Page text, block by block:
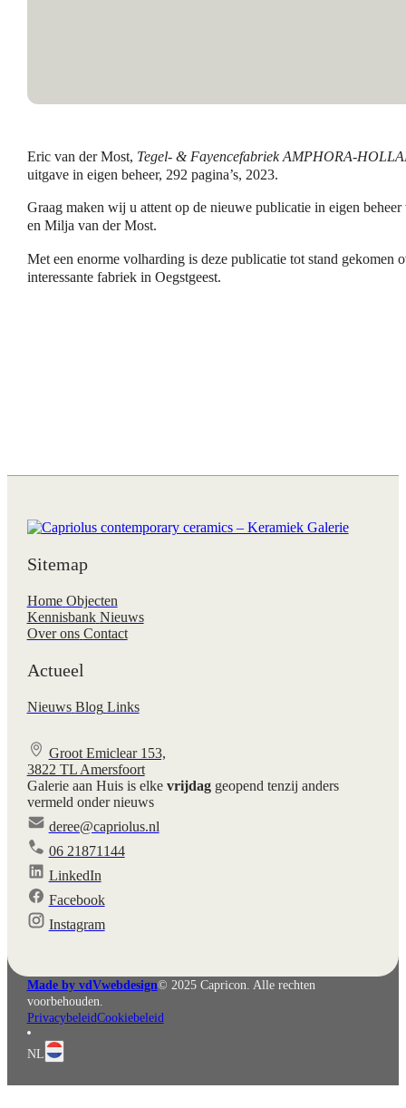
Eric van der Most, Tegel- & Fayencefabriek AMPHORA-
uitgave in eigen beheer, 292 pagina’s, 2023.
Graag maken wij u attent op de nieuwe publicatie in eigen
en Milja van der Most.
Met een enorme volharding is deze publicatie tot stand gekomen
interessante fabriek in Oegstgeest.
Sitemap
Home Objecten
Kennisbank Nieuws
Over ons Contact
Actueel
Nieuws Blog Links
Groot Emiclear 153,
3822 TL Amersfoort
Galerie aan Huis is elke vrijdaggeopend tenzij anders
vermeld onder nieuws
deree@capriolus.nl
06 21871144
LinkedIn
Facebook
Instagram
Made by vdVwebdesign© 2025 Capricon. Alle rechten
voorbehouden.
PrivacybeleidCookiebeleid
NL